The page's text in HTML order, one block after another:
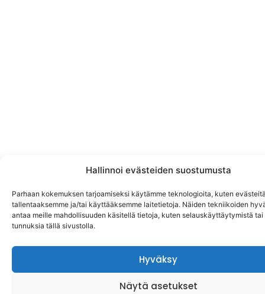
Hallinnoi evästeiden suostumusta
Parhaan kokemuksen tarjoamiseksi käytämme teknologioita, kuten
tallentaaksemme ja/tai käyttääksemme laitetietoja. Näiden tekniikoiden
antaa meille mahdollisuuden käsitellä tietoja, kuten selauskäyttäytymistä
tunnuksia tällä sivustolla.
Hyväksy
Näytä asetukset